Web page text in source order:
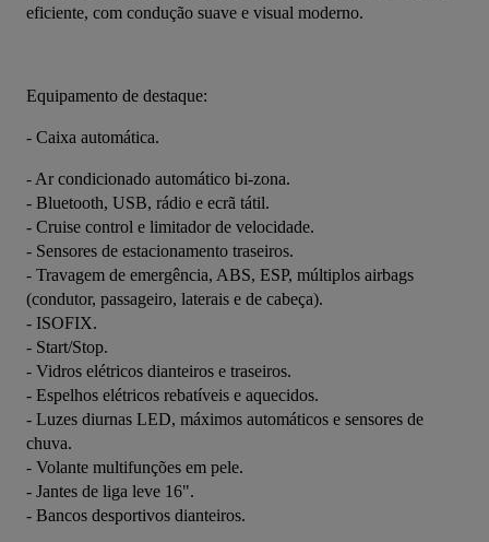
eficiente, com condução suave e visual moderno.
Equipamento de destaque:
- Caixa automática.
- Ar condicionado automático bi-zona.
- Bluetooth, USB, rádio e ecrã tátil.
- Cruise control e limitador de velocidade.
- Sensores de estacionamento traseiros.
- Travagem de emergência, ABS, ESP, múltiplos airbags
(condutor, passageiro, laterais e de cabeça).
- ISOFIX.
- Start/Stop.
- Vidros elétricos dianteiros e traseiros.
- Espelhos elétricos rebatíveis e aquecidos.
- Luzes diurnas LED, máximos automáticos e sensores de
chuva.
- Volante multifunções em pele.
- Jantes de liga leve 16".
- Bancos desportivos dianteiros.